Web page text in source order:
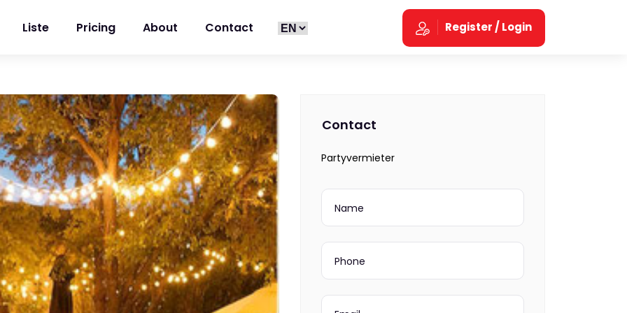
Liste Pricing About Contact Register / Login
Contact
Partyvermieter